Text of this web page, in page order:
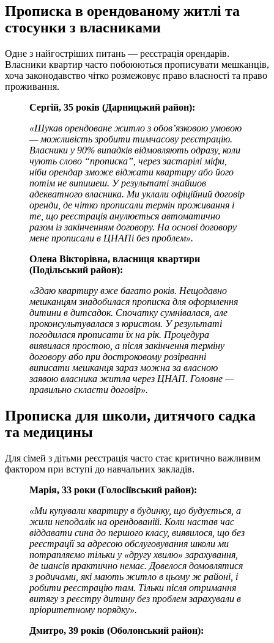
Прописка в орендованому житлі та
стосунки з власниками
Одне з найгостріших питань — реєстрація орендарів.
Власники квартир часто побоюються прописувати мешканців,
хоча законодавство чітко розмежовує право власності та право
проживання.
Сергій, 35 років (Дарницький район):
«Шукав орендоване житло з обов’язковою умовою
— можливість зробити тимчасову реєстрацію.
Власники у 90% випадків відмовляють одразу, коли
чують слово “прописка”, через застарілі міфи,
ніби орендар зможе віджати квартиру або його
потім не випишеш. У результаті знайшов
адекватного власника. Ми уклали офіційний договір
оренди, де чітко прописали термін проживання і
те, що реєстрація анулюється автоматично
разом із закінченням договору. На основі договору
мене прописали в ЦНАПi без проблем».
Олена Вікторівна, власниця квартири
(Подільський район):
«Здаю квартиру вже багато років. Нещодавно
мешканцям знадобилася прописка для оформлення
дитини в дитсадок. Спочатку сумнівалася, але
проконсультувалася з юристом. У результаті
погодилася прописати їх на рік. Процедура
виявилася простою, а після закінчення терміну
договору або при достроковому розірванні
виписати мешканця зараз можна за власною
заявою власника житла через ЦНАП. Головне —
правильно скласти договір».
Прописка для школи, дитячого садка
та медицины
Для сімей з дітьми реєстрація часто стає критично важливим
фактором при вступі до навчальних закладів.
Марія, 33 роки (Голосіївський район):
«Ми купували квартиру в будинку, що будується, а
жили неподалік на орендованій. Коли настав час
віддавати сина до першого класу, виявилося, що без
реєстрації за адресою обслуговування школи ми
потрапляємо тільки у «другу хвилю» зарахування,
де шансів практично немає. Довелося домовлятися
з родичами, які мають житло в цьому ж районі, і
робити реєстрацію там. Тільки після отримання
витягу з реєстру дитину без проблем зарахували в
пріоритетному порядку».
Дмитро, 39 років (Оболонський район):